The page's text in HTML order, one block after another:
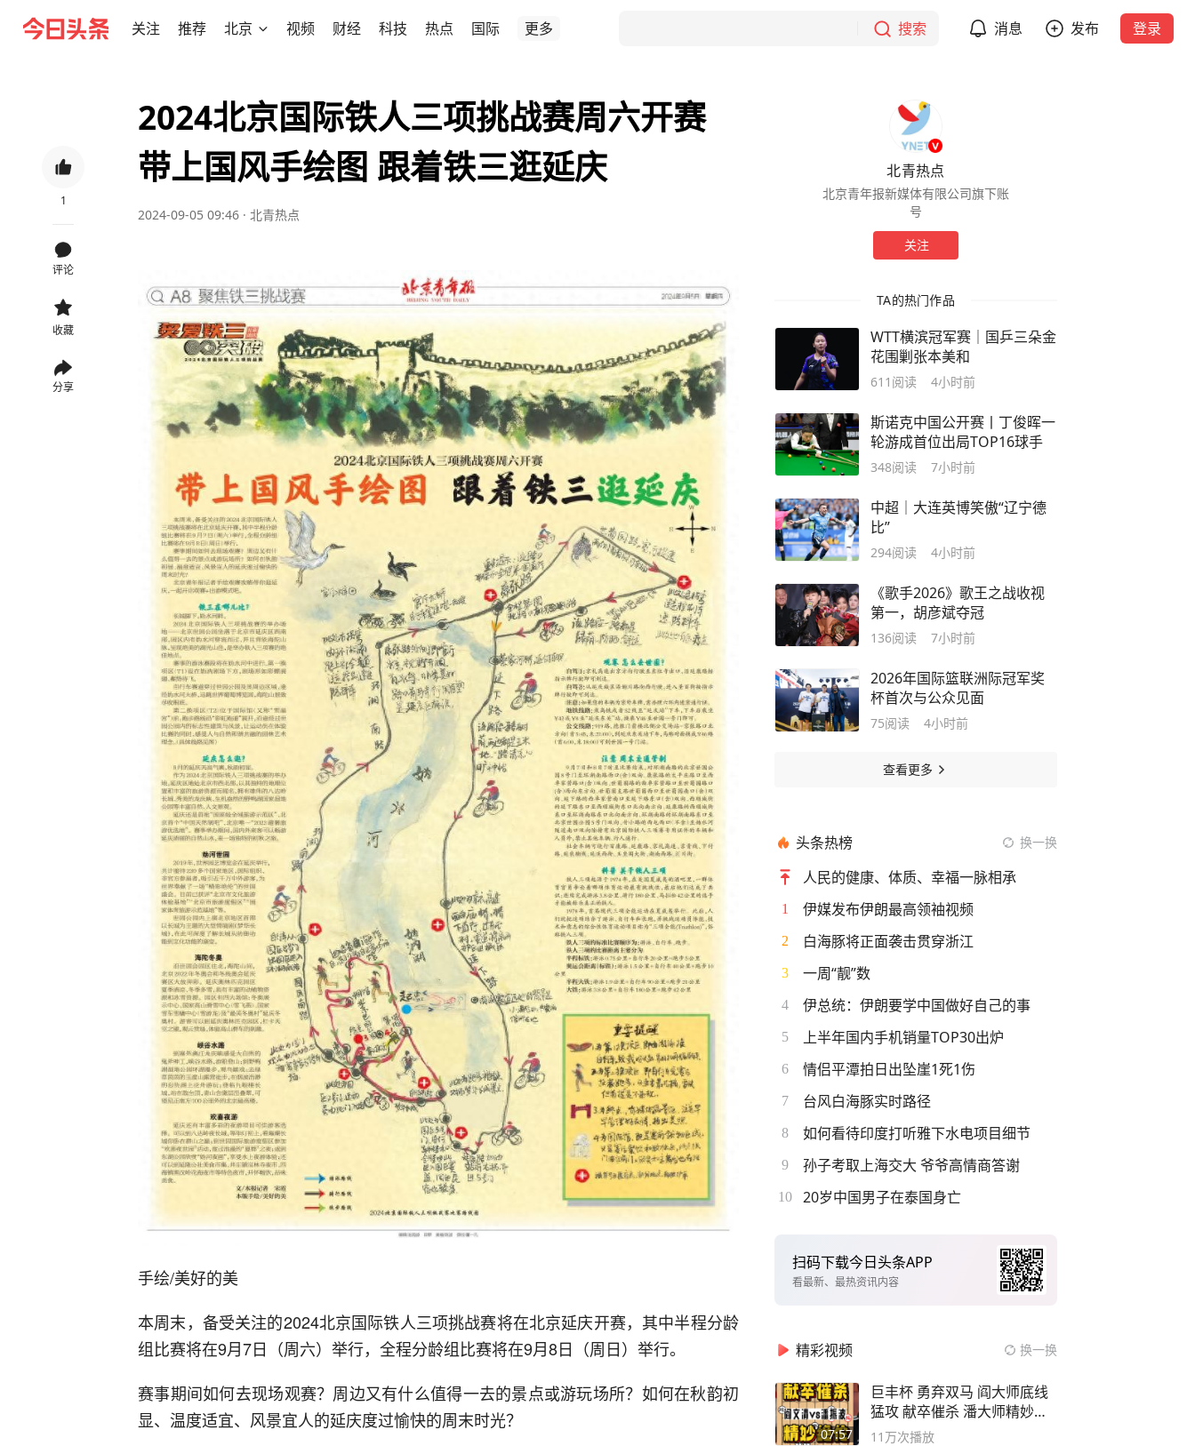
关注 推荐 北京 视频 财经 科技 热点 国际 更多 搜索 消息 发布 登录
1
评论
收藏
分享
2024北京国际铁人三项挑战赛周六开赛
带上国风手绘图 跟着铁三逛延庆
2024-09-05 09:46 · 北青热点
手绘/美好的美
本周末，备受关注的2024北京国际铁人三项挑战赛将在北京延庆开赛，其中半程分龄
组比赛将在9月7日（周六）举行，全程分龄组比赛将在9月8日（周日）举行。
赛事期间如何去现场观赛？周边又有什么值得一去的景点或游玩场所？如何在秋韵初
显、温度适宜、风景宜人的延庆度过愉快的周末时光？
北青热点
北京青年报新媒体有限公司旗下账
号
关注
TA的热门作品
WTT横滨冠军赛｜国乒三朵金
花围剿张本美和
611 阅读 4小时前
斯诺克中国公开赛丨丁俊晖一
轮游成首位出局TOP16球手
348阅读 7小时前
中超｜大连英博笑傲“辽宁德
比”
294阅读 4小时前
《歌手2026》歌王之战收视
第一，胡彦斌夺冠
136阅读 7小时前
2026年国际篮联洲际冠军奖
杯首次与公众见面
75阅读 4小时前
查看更多
头条热榜 换一换
人民的健康、体质、幸福一脉相承
1 伊媒发布伊朗最高领袖视频
2 白海豚将正面袭击贯穿浙江
3 一周“靓”数
4 伊总统：伊朗要学中国做好自己的事
5 上半年国内手机销量TOP30出炉
6 情侣平潭拍日出坠崖1死1伤
7 台风白海豚实时路径
8 如何看待印度打听雅下水电项目细节
9 孙子考取上海交大 爷爷高情商答谢
10 20岁中国男子在泰国身亡
扫码下载今日头条APP
看最新、最热资讯内容
精彩视频 换一换
07:57
巨丰杯 勇弃双马 阎大师底线
猛攻 献卒催杀 潘大师精妙入
局
11万次播放